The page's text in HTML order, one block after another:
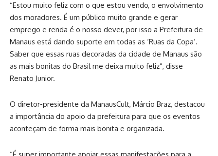
“Estou muito feliz com o que estou vendo, o envolvimento
dos moradores. É um público muito grande e gerar
emprego e renda é o nosso dever, por isso a Prefeitura de
Manaus está dando suporte em todas as ‘Ruas da Copa’.
Saber que essas ruas decoradas da cidade de Manaus são
as mais bonitas do Brasil me deixa muito feliz”, disse
Renato Junior.
O diretor-presidente da ManausCult, Márcio Braz, destacou
a importância do apoio da prefeitura para que os eventos
aconteçam de forma mais bonita e organizada.